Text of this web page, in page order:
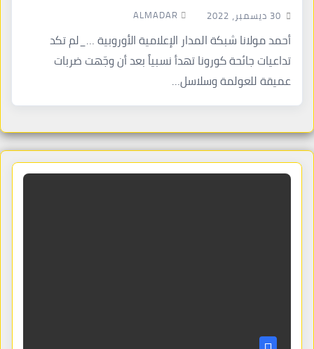
30 ديسمبر، 2022 ALMADAR
أحمد مولانا شبكة المدار الإعلامية الأوروبية …_لم تكد
تداعيات جائحة كورونا تهدأ نسبياً بعد أن وجّهت ضربات
عميقة للعولمة وسلاسل…